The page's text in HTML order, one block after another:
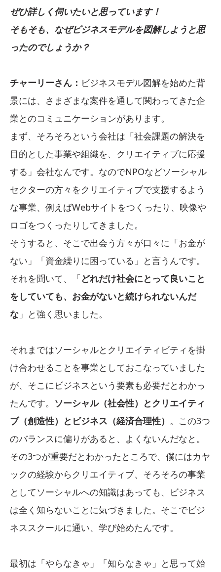
ぜひ詳しく伺いたいと思っています！
そもそも、なぜビジネスモデルを図解しようと思
ったのでしょうか？
チャーリーさん： ビジネスモデル図解を始めた背
景には、さまざまな案件を通して関わってきた企
業とのコミュニケーションがあります。
まず、そろそろという会社は「社会課題の解決を
目的とした事業や組織を、クリエイティブに応援
する」会社なんです。なのでNPOなどソーシャル
セクターの方々をクリエイティブで支援するよう
な事業、例えばWebサイトをつくったり、映像や
ロゴをつくったりしてきました。
そうすると、そこで出会う方々が口々に「お金が
ない」「資金繰りに困っている」と言うんです。
それを聞いて、「どれだけ社会にとって良いこと
をしていても、お金がないと続けられないんだ
な 」と強く思いました。
それまではソーシャルとクリエイティビティを掛
け合わせることを事業としておこなっていました
が、そこにビジネスという要素も必要だとわかっ
たんです。 ソーシャル（社会性）とクリエイティ
ブ（創造性）とビジネス（経済合理性） 。この3つ
のバランスに偏りがあると、よくないんだなと。
その3つが重要だとわかったところで、僕にはカヤ
ックの経験からクリエイティブ、そろそろの事業
としてソーシャルへの知識はあっても、ビジネス
は全く知らないことに気づきました。そこでビジ
ネススクールに通い、学び始めたんです。
最初は「やらなきゃ」「知らなきゃ」と思って始